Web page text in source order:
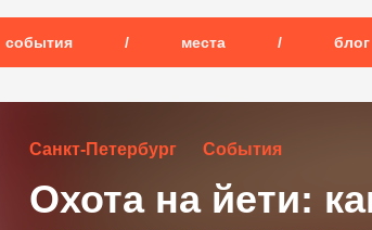
события / места / блог
Санкт-Петербург События
Охота на йети: